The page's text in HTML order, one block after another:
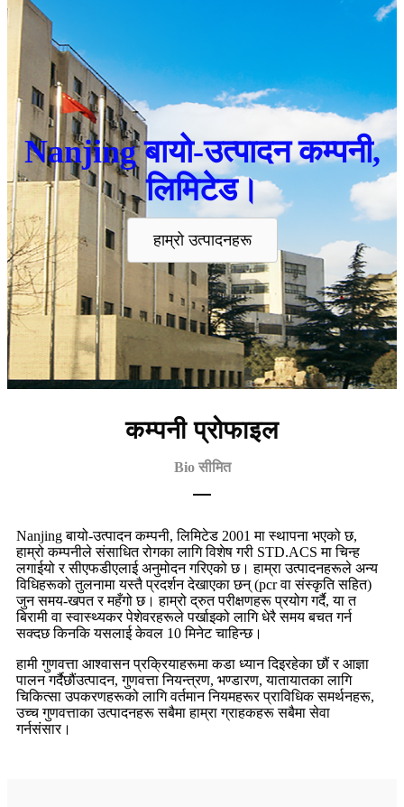
Nanjing बायो-उत्पादन कम्पनी,
लिमिटेड।
हाम्रो उत्पादनहरू
कम्पनी प्रोफाइल
Bio सीमित
Nanjing बायो-उत्पादन कम्पनी, लिमिटेड 2001 मा स्थापना भएको छ,
हाम्रो कम्पनीले संसाधित रोगका लागि विशेष गरी STD.ACS मा चिन्ह
लगाईयो र सीएफडीएलाई अनुमोदन गरिएको छ। हाम्रा उत्पादनहरूले अन्य
विधिहरूको तुलनामा यस्तै प्रदर्शन देखाएका छन् (pcr वा संस्कृति सहित)
जुन समय-खपत र महँगो छ। हाम्रो द्रुत परीक्षणहरू प्रयोग गर्दै, या त
बिरामी वा स्वास्थ्यकर पेशेवरहरूले पर्खाइको लागि धेरै समय बचत गर्न
सक्दछ किनकि यसलाई केवल 10 मिनेट चाहिन्छ।
हामी गुणवत्ता आश्वासन प्रक्रियाहरूमा कडा ध्यान दिइरहेका छौं र आज्ञा
पालन गर्दैछौंउत्पादन, गुणवत्ता नियन्त्रण, भण्डारण, यातायातका लागि
चिकित्सा उपकरणहरूको लागि वर्तमान नियमहरूर प्राविधिक समर्थनहरू,
उच्च गुणवत्ताका उत्पादनहरू सबैमा हाम्रा ग्राहकहरू सबैमा सेवा
गर्नसंसार।